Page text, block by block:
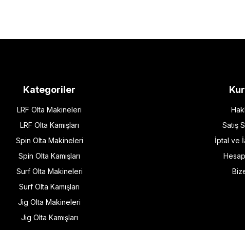
Kategoriler
LRF Olta Makineleri
LRF Olta Kamışları
Spin Olta Makineleri
Spin Olta Kamışları
Surf Olta Makineleri
Surf Olta Kamışları
Jig Olta Makineleri
Jig Olta Kamışları
Satış
İptal ve